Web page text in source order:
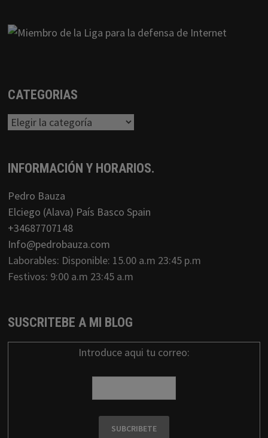
CATEGORIAS
Categorias
INFORMACIÓN Y HORARIOS.
Pedro Bauza
Elciego (Alava) País Basco Spain
+34687707148
Info@pedrobauza.com
Laborables: Disponible: 15.00 a.m 23:45 p.m
Festivos: 9:00 a.m 23:45 a.m
SUSCRITEBE A MI BLOG
Introduce aqui tu correo: